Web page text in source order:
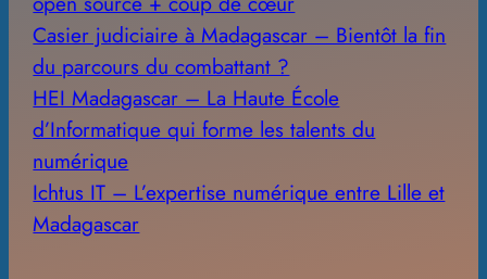
Casier judiciaire à Madagascar – Bientôt la fin
du parcours du combattant ?
HEI Madagascar – La Haute École
d’Informatique qui forme les talents du
numérique
Ichtus IT – L’expertise numérique entre Lille et
Madagascar